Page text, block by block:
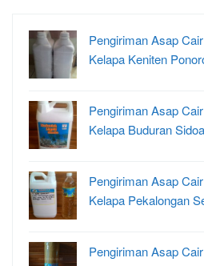
Pengiriman Asap
Kelapa Keniten
Pengiriman Asap
Kelapa Buduran
Pengiriman Asap
Kelapa Pekalongan
Pengiriman Asap